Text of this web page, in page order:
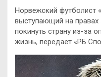
Норвежский футболист
выступающий на
покинуть страну из-за
жизнь, передает «РБ